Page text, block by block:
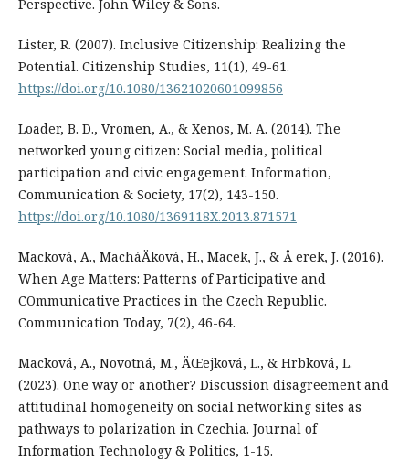
Perspective. John Wiley & Sons.
Lister, R. (2007). Inclusive Citizenship: Realizing the
Potential. Citizenship Studies, 11(1), 49-61.
https://doi.org/10.1080/13621020601099856
Loader, B. D., Vromen, A., & Xenos, M. A. (2014). The
networked young citizen: Social media, political
participation and civic engagement. Information,
Communication & Society, 17(2), 143-150.
https://doi.org/10.1080/1369118X.2013.871571
Macková, A., MacháÄková, H., Macek, J., & Å erek, J. (2016).
When Age Matters: Patterns of Participative and
COmmunicative Practices in the Czech Republic.
Communication Today, 7(2), 46-64.
Macková, A., Novotná, M., ÄŒejková, L., & Hrbková, L.
(2023). One way or another? Discussion disagreement and
attitudinal homogeneity on social networking sites as
pathways to polarization in Czechia. Journal of
Information Technology & Politics, 1-15.